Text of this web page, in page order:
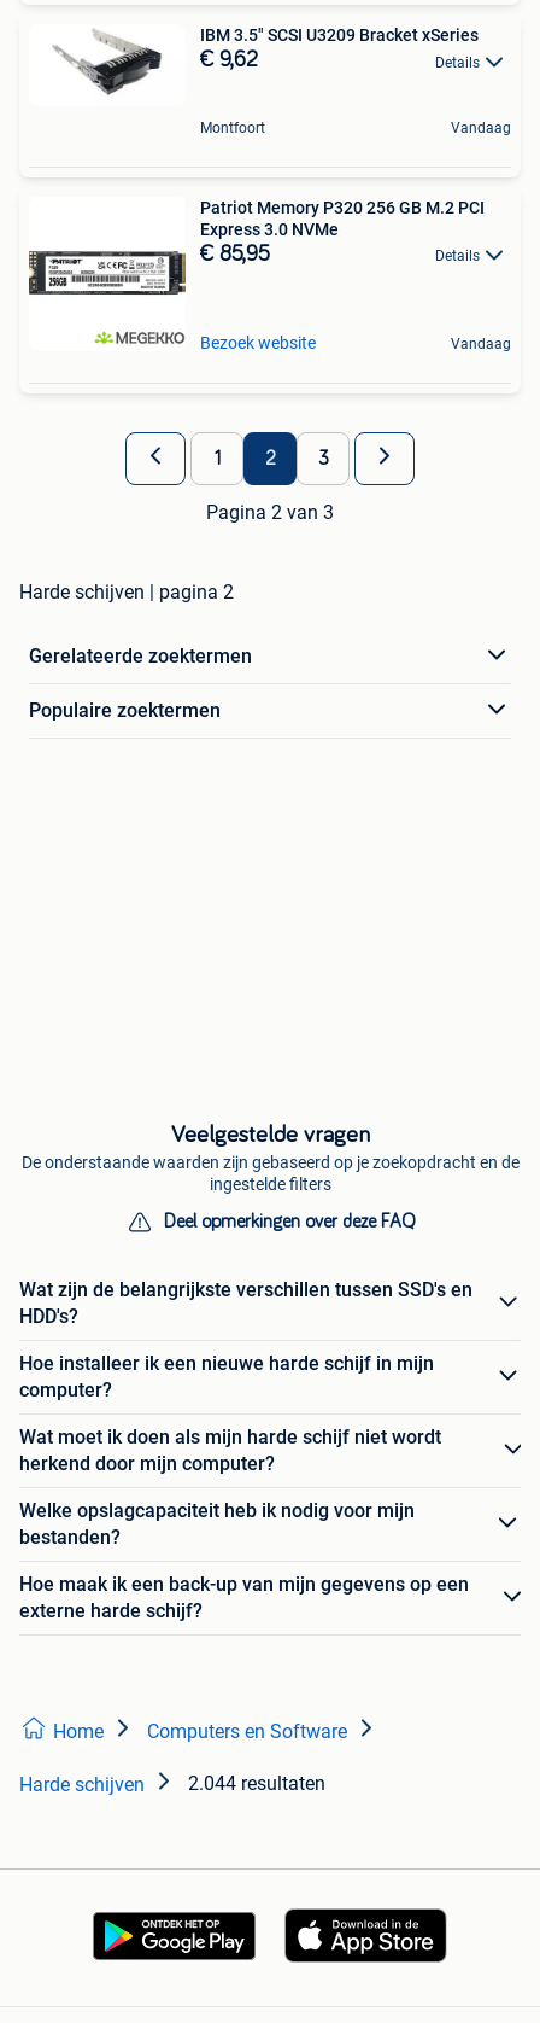
IBM 3.5" SCSI U3209 Bracket xSeries
€ 9,62 Details
Montfoort Vandaag
Patriot Memory P320 256 GB M.2 PCI
Express 3.0 NVMe
€ 85,95 Details
Bezoek website Vandaag
1 2 3
Pagina 2 van 3
Harde schijven | pagina 2
Gerelateerde zoektermen
Populaire zoektermen
Veelgestelde vragen
De onderstaande waarden zijn gebaseerd op je zoekopdracht en de
ingestelde filters
Deel opmerkingen over deze FAQ
Wat zijn de belangrijkste verschillen tussen SSD's en
HDD's?
Hoe installeer ik een nieuwe harde schijf in mijn
computer?
Wat moet ik doen als mijn harde schijf niet wordt
herkend door mijn computer?
Welke opslagcapaciteit heb ik nodig voor mijn
bestanden?
Hoe maak ik een back-up van mijn gegevens op een
externe harde schijf?
Home Computers en Software
Harde schijven 2.044 resultaten